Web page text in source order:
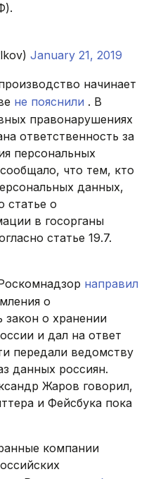
January 21, 2019
начинает
не пояснили . В
правонарушениях
ответственность за
персональных
что тем, кто
данных,
статье о
в госорганы
статье 19.7.
направил
о
о хранении
и дал на ответ
передали ведомству
данных россиян.
Жаров говорил,
и Фейсбука пока
компании